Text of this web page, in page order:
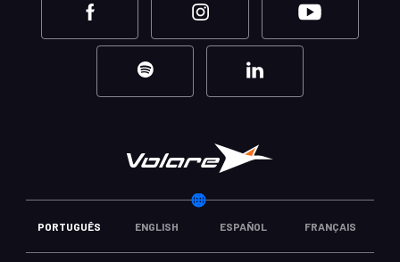
PORTUGUÊS ENGLISH ESPAÑOL FRANÇAIS